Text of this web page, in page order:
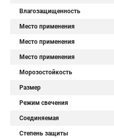
Влагозащищенность
Место применения
Место применения
Место применения
Морозостойкость
Размер
Режим свечения
Соединяемая
Степень защиты